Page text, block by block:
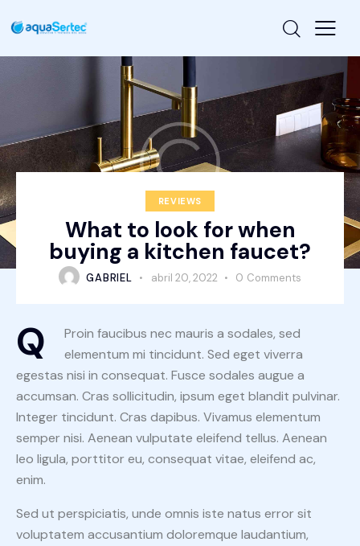
REVIEWS
What to look for when
buying a kitchen faucet?
GABRIEL abril 20, 2022 0 Comments
Q
Proin faucibus nec mauris a sodales, sed
elementum mi tincidunt. Sed eget viverra
egestas nisi in consequat. Fusce sodales augue a
accumsan. Cras sollicitudin, ipsum eget blandit pulvinar.
Integer tincidunt. Cras dapibus. Vivamus elementum
semper nisi. Aenean vulputate eleifend tellus. Aenean
leo ligula, porttitor eu, consequat vitae, eleifend ac,
enim.
Sed ut perspiciatis, unde omnis iste natus error sit
voluptatem accusantium doloremque laudantium,